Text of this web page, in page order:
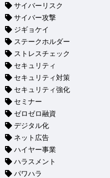
サイバーリスク
サイバー攻撃
ジギョケイ
ステークホルダー
ストレスチェック
セキュリティ
セキュリティ対策
セキュリティ強化
セミナー
ゼロゼロ融資
デジタル化
ネット広告
ハイヤー事業
ハラスメント
パワハラ